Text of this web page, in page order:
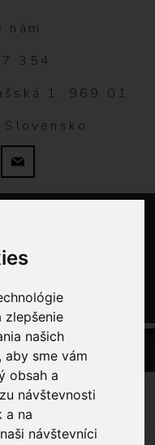
zlepšenie
našich
sme vám
obsah a
návštevnosti
a na
návštevníci
nám
354
1, 969 01
NAŠEJ DIELNE
50X50 S
V KRUHU